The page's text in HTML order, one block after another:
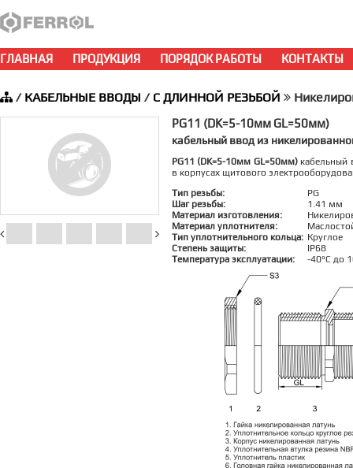
ГЛАВНАЯ ПРОДУКЦИЯ ПОРЯДОК РАБОТЫ КОНТАКТЫ
/ КАБЕЛЬНЫЕ ВВОДЫ / С ДЛИННОЙ РЕЗЬБОЙ
PG11 (DK=5-10мм GL=50мм)
кабельный ввод из
PG11 (DK=5-10мм GL=50мм)кабельный
в корпусах щитового
Тип резьбы:
PG
Шаг резьбы:
1.41 мм
Материал изготовления:
Материал уплотнителя:
Тип уплотнительного кольца: Круглое
Степень защиты:
IP68
Температура эксплуатации:
-40°C до